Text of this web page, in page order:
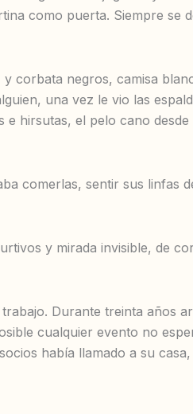
como puerta. Siempre se
corbata negros, camisa
una vez le vio las
hirsutas, el pelo cano
comerlas, sentir sus linfas
y mirada invisible, de
Durante treinta años
cualquier evento no
había llamado a su